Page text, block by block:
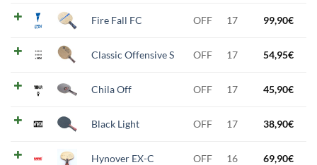
Fire Fall FC OFF 17 99,90€
Classic Offensive S OFF 17 54,95€
Chila Off OFF 17 45,90€
Black Light OFF 17 38,90€
Hynover EX-C OFF 16 69,90€